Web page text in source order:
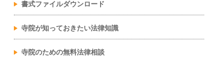
書式ファイルダウンロード
寺院が知っておきたい法律知識
寺院のための無料法律相談